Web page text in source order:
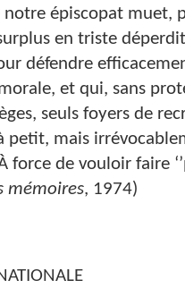
notre épiscopat muet,
en triste
défendre
et qui, sans
seuls foyers de
petit, mais
de vouloir faire
mémoires, 1974)